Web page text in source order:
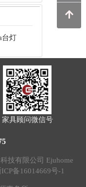
台灯
家具顾问微信号
技有限公司 Ejuhome
备16014669号-1